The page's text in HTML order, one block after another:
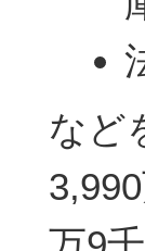
など